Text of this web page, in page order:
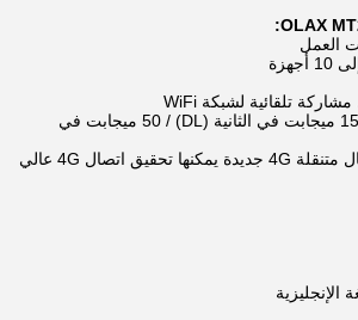
5. 4G LTE تصل إلى 150 ميجابت في الثانية (DL) / 50 ميجابت في
6.MT20 هي نقطة اتصال متنقلة 4G جديدة يمكنها تحقيق اتصال 4G عالي